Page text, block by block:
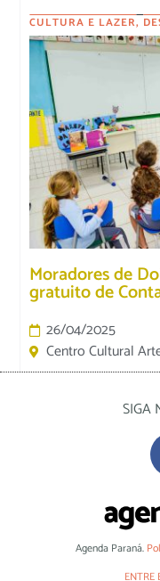
CULTURA E LAZER,
Moradores de
gratuito de
26/04/2025
Centro Cultural
SIGA
Agenda Paraná.